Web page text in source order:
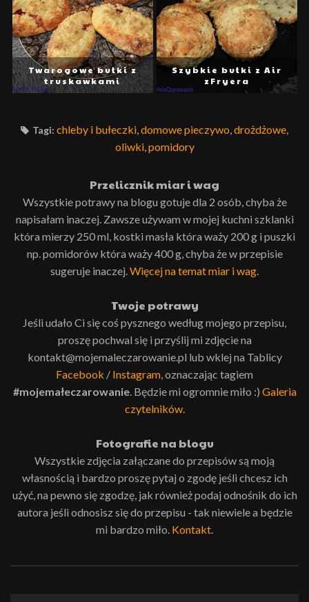
Twarogowe bułki z
truskawkami
Szybkie bułki z Air
zFryera
Tagi: chleby i bułeczki domowe pieczywo drożdżowe
oliwki, pomidory
Przelicznik miar i wag
Wszystkie potrawy na blogu gotuje dla 2 osób, chyba że
napisałam inaczej. Zawsze używam w mojej kuchni szklanki
która mierzy 250 ml, kostki masła która waży 200 g i puszki
np. pomidorów która waży 400 g, chyba że w przepisie
sugeruje inaczej. Więcej na temat miar i wag
Twoje potrawy
Jeśli udało Ci się coś pysznego według mojego przepisu,
proszę pochwal się i przyślij mi zdjęcie na
kontakt@mojemaleczarowanie.pl lub wklej na Tablicy
Facebook / Instagram , oznaczając tagiem
#mojemałeczarowanie. Będzie mi ogromnie miło :) Galeria
czytelników.
Fotografie na blogu
Wszystkie zdjęcia załączane do przepisów są moją
własnością i bardzo proszę pytaj o zgodę jeśli chcesz ich
użyć, na pewno się zgodzę, jak również podaj odnośnik do ich
autora jeśli odnosisz się do przepisu - tak niewiele a będzie
mi bardzo miło. Kontakt